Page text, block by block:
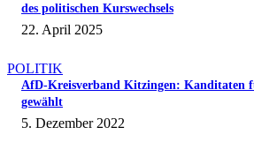
des politischen Kurswechsels
22. April 2025
POLITIK
AfD-Kreisverband Kitzingen: Kanditaten
gewählt
5. Dezember 2022